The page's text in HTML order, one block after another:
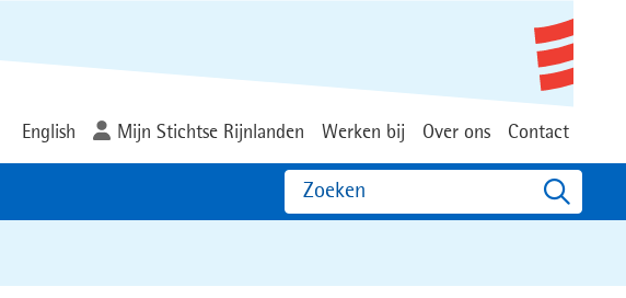
English Mijn Stichtse Rijnlanden Werken bij Over ons Contact
Zoeken